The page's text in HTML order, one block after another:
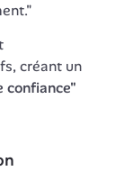
confiance"